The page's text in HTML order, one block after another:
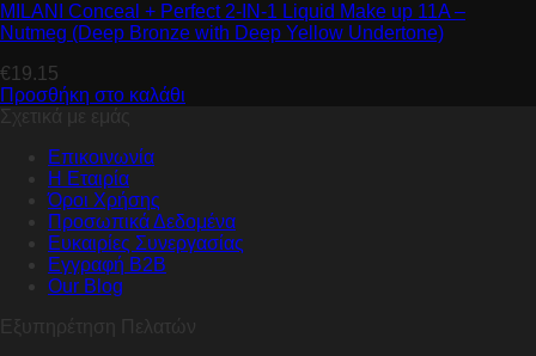
MILANI Conceal + Perfect 2-IN-1 Liquid Make up 11A –
Nutmeg (Deep Bronze with Deep Yellow Undertone)
€19.15
Προσθήκη στο καλάθι
Σχετικά με εμάς
Επικοινωνία
Η Εταιρία
Όροι Χρήσης
Προσωπικά Δεδομένα
Ευκαιρίες Συνεργασίας
Εγγραφή B2B
Our Blog
Εξυπηρέτηση Πελατών